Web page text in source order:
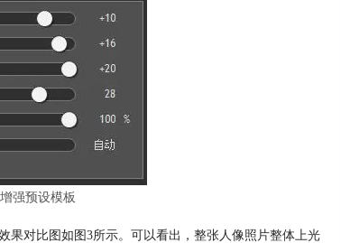
强预设模板
果对比图如图3所示。可以看出，整张人像照片整体上光